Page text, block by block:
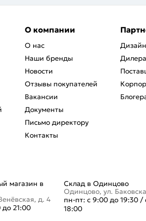
О компании
О нас
Наши бренды
Новости
Отзывы покупателей
Вакансии
Документы
Письмо директору
Контакты
магазин в
д. 4
до 21:00
Склад в Одинцово
Одинцово, ул.
пн-пт: с 9:00 до 19:30 /
18:00